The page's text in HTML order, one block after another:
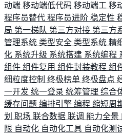
动端 移动端低代码 移动端工 移
程序员替代 程序员进阶 稳定性
局 第一梯队 第三方对接 第三方
管理系统 类型安全 类型系统 精
化 系统升级 系统搭建 系统编程
组件 组件复用 组件封装教程 组
细粒度控制 终极榜单 终极盘点
一开发 统一登录 统筹管理 综合
缓存问题 编排引擎 编程 缩短周
划 职场 联合数据 联调 能力全景
限 自动化 自动化工具 自动化测